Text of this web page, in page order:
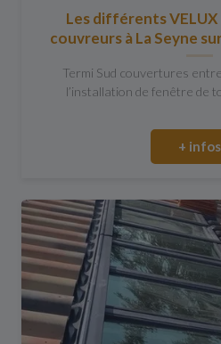
Les différents
couvreurs à La Seyne
Termi Sud couvertures
l’installation de fenêtre de
+ infos